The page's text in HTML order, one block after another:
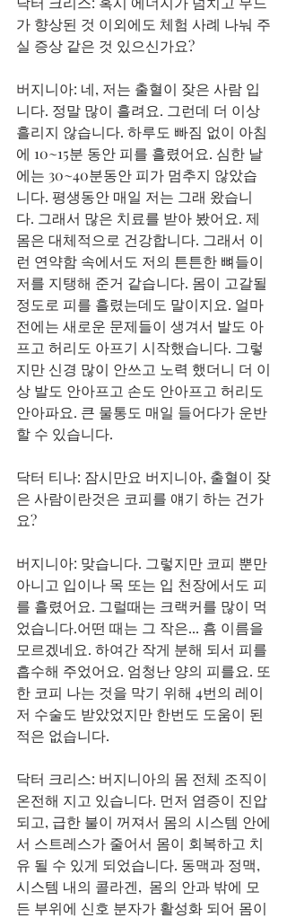
가 향상된 것 이외에도 체험 사례 나눠 주
실 증상 같은 것 있으신가요?
버지니아: 네, 저는 출혈이 잦은 사람 입
니다. 정말 많이 흘려요. 그런데 더 이상
흘리지 않습니다. 하루도 빠짐 없이 아침
에 10~15분 동안 피를 흘렸어요. 심한 날
에는 30~40분동안 피가 멈추지 않았습
니다. 평생동안 매일 저는 그래 왔습니
다. 그래서 많은 치료를 받아 봤어요. 제
몸은 대체적으로 건강합니다. 그래서 이
런 연약함 속에서도 저의 튼튼한 뼈들이
저를 지탱해 준거 같습니다. 몸이 고갈될
정도로 피를 흘렸는데도 말이지요. 얼마
전에는 새로운 문제들이 생겨서 발도 아
프고 허리도 아프기 시작했습니다. 그렇
지만 신경 많이 안쓰고 노력 했더니 더 이
상 발도 안아프고 손도 안아프고 허리도
안아파요. 큰 물통도 매일 들어다가 운반
할 수 있습니다.
닥터 티나: 잠시만요 버지니아, 출혈이 잦
은 사람이란것은 코피를 얘기 하는 건가
요?
버지니아: 맞습니다. 그렇지만 코피 뿐만
아니고 입이나 목 또는 입 천장에서도 피
를 흘렸어요. 그럴때는 크랙커를 많이 먹
었습니다.어떤 때는 그 작은... 흠 이름을
모르겠네요. 하여간 작게 분해 되서 피를
흡수해 주었어요. 엄청난 양의 피를요. 또
한 코피 나는 것을 막기 위해 4번의 레이
저 수술도 받았었지만 한번도 도움이 된
적은 없습니다.
닥터 크리스: 버지니아의 몸 전체 조직이
온전해 지고 있습니다. 먼저 염증이 진압
되고, 급한 불이 꺼져서 몸의 시스템 안에
서 스트레스가 줄어서 몸이 회복하고 치
유 될 수 있게 되었습니다. 동맥과 정맥,
시스템 내의 콜라겐,  몸의 안과 밖에 모
든 부위에 신호 분자가 활성화 되어 몸이